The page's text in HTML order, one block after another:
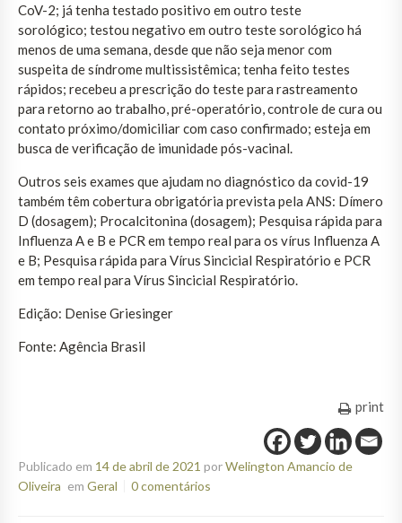
CoV-2; já tenha testado positivo em outro teste
sorológico; testou negativo em outro teste sorológico há
menos de uma semana, desde que não seja menor com
suspeita de síndrome multissistêmica; tenha feito testes
rápidos; recebeu a prescrição do teste para rastreamento
para retorno ao trabalho, pré-operatório, controle de cura ou
contato próximo/domiciliar com caso confirmado; esteja em
busca de verificação de imunidade pós-vacinal.
Outros seis exames que ajudam no diagnóstico da covid-19
também têm cobertura obrigatória prevista pela ANS: Dímero
D (dosagem); Procalcitonina (dosagem); Pesquisa rápida para
Influenza A e B e PCR em tempo real para os vírus Influenza A
e B; Pesquisa rápida para Vírus Sincicial Respiratório e PCR
em tempo real para Vírus Sincicial Respiratório.
Edição: Denise Griesinger
Fonte: Agência Brasil
print
Publicado em 14 de abril de 2021 porWelington Amancio de
Oliveira em Geral 0 comentários